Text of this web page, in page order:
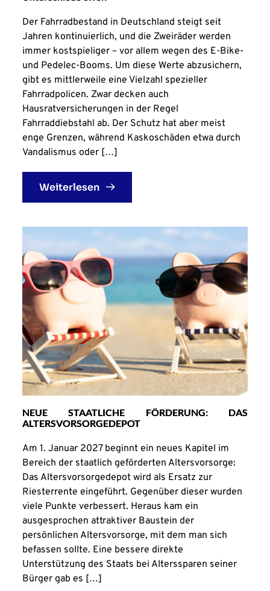
Der Fahrradbestand in Deutschland steigt seit
Jahren kontinuierlich, und die Zweiräder werden
immer kostspieliger – vor allem wegen des E-Bike-
und Pedelec-Booms. Um diese Werte abzusichern,
gibt es mittlerweile eine Vielzahl spezieller
Fahrradpolicen. Zwar decken auch
Hausratversicherungen in der Regel
Fahrraddiebstahl ab. Der Schutz hat aber meist
enge Grenzen, während Kaskoschäden etwa durch
Vandalismus oder […]
Weiterlesen
NEUE STAATLICHE FÖRDERUNG: DAS
ALTERSVORSORGEDEPOT
Am 1. Januar 2027 beginnt ein neues Kapitel im
Bereich der staatlich geförderten Altersvorsorge:
Das Altersvorsorgedepot wird als Ersatz zur
Riesterrente eingeführt. Gegenüber dieser wurden
viele Punkte verbessert. Heraus kam ein
ausgesprochen attraktiver Baustein der
persönlichen Altersvorsorge, mit dem man sich
befassen sollte. Eine bessere direkte
Unterstützung des Staats bei Alterssparen seiner
Bürger gab es […]